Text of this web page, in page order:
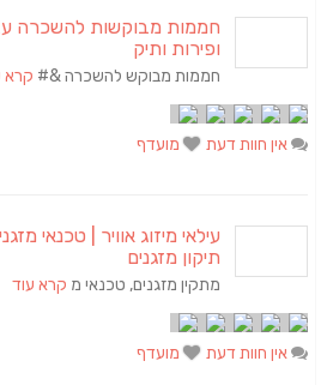
חממות מבוקשות להשכרה
ופירות ותיק
חממות מבוקש להשכרה &# קרא
אין חוות דעת מועדף
עילאי מיזוג אוויר | טכנאי
תיקון מזגנים
מתקין מזגנים, טכנאי מ קרא עוד
אין חוות דעת מועדף